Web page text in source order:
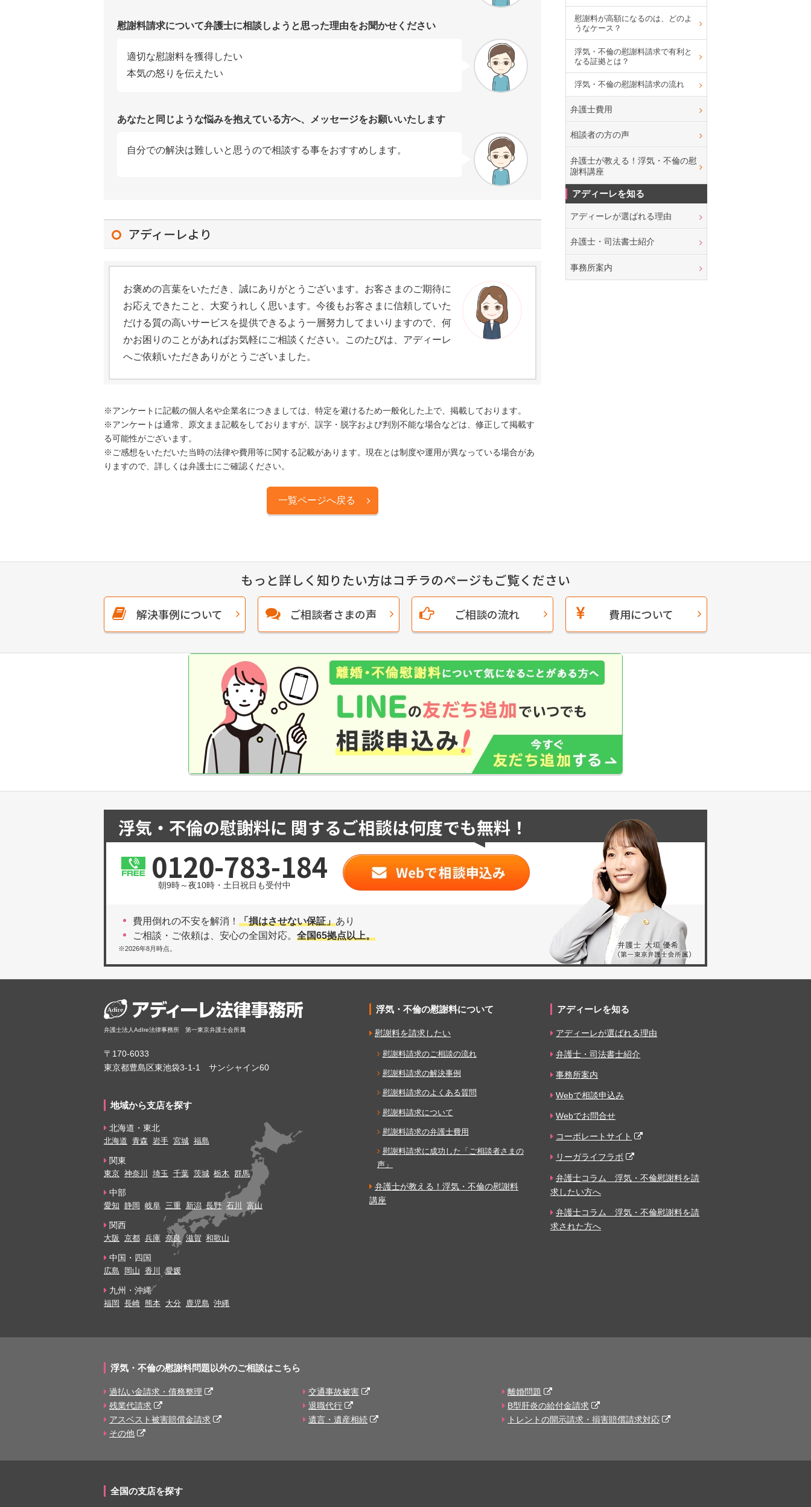
慰謝料請求について弁護士に相談しようと思った理由をお聞かせください
適切な慰謝料を獲得したい
本気の怒りを伝えたい
あなたと同じような悩みを抱えている方へ、メッセージをお願いいたします
自分での解決は難しいと思うので相談する事をおすすめします。
アディーレより
お褒めの言葉をいただき、誠にありがとうございます。お客さまのご期待に
お応えできたこと、大変うれしく思います。今後もお客さまに信頼していた
だける質の高いサービスを提供できるよう一層努力してまいりますので、何
かお困りのことがあればお気軽にご相談ください。このたびは、アディーレ
へご依頼いただきありがとうございました。
※アンケートに記載の個人名や企業名につきましては、特定を避けるため一般化した上で、掲載しております。
※アンケートは通常、原文まま記載をしておりますが、誤字・脱字および判別不能な場合などは、修正して掲載す
る可能性がございます。
※ご感想をいただいた当時の法律や費用等に関する記載があります。現在とは制度や運用が異なっている場合があ
りますので、詳しくは弁護士にご確認ください。
一覧ページへ戻る
慰謝料が高額になるのは、どのよ
うなケース？
浮気・不倫の慰謝料請求で有利と
なる証拠とは？
浮気・不倫の慰謝料請求の流れ
弁護士費用
相談者の方の声
弁護士が教える！浮気・不倫の慰
謝料講座
アディーレを知る
アディーレが選ばれる理由
弁護士・司法書士紹介
事務所案内
もっと詳しく知りたい方はコチラのページもご覧ください
解決事例について ご相談者さまの声 ご相談の流れ 費用について
浮気・不倫の慰謝料に 関するご相談は何度でも無料！
0120-783-184
朝9時～夜10時・土日祝日も受付中
費用倒れの不安を解消！ 「損はさせない保証」あり
ご相談・ご依頼は、安心の全国対応。 全国65拠点以上。
※2026年8月時点。
浮気・不倫の慰謝料について
慰謝料を請求したい
慰謝料請求のご相談の流れ
慰謝料請求の解決事例
慰謝料請求のよくある質問
慰謝料請求について
慰謝料請求の弁護士費用
慰謝料請求に成功した「ご相談者さまの
声」
弁護士が教える！浮気・不倫の慰謝料
講座
アディーレを知る
アディーレが選ばれる理由
弁護士・司法書士紹介
事務所案内
Webで相談申込み
Webでお問合せ
コーポレートサイト
リーガライフラボ
弁護士コラム 浮気・不倫慰謝料を請
求したい方へ
弁護士コラム 浮気・不倫慰謝料を請
求された方へ
弁護士法人AdIre法律事務所 第一東京弁護士会所属
〒170-6033
東京都豊島区東池袋3-1-1 サンシャイン60
地域から支店を探す
北海道・東北
北海道 青森 岩手 宮城 福島
関東
東京 神奈川 埼玉 千葉 茨城 栃木 群馬
中部
愛知 静岡 岐阜 三重 新潟 長野 石川 富山
関西
大阪 京都 兵庫 奈良 滋賀 和歌山
中国・四国
広島 岡山 香川 愛媛
九州・沖縄
福岡 長崎 熊本 大分 鹿児島 沖縄
浮気・不倫の慰謝料問題以外のご相談はこちら
過払い金請求・債務整理 交通事故被害
離婚問題
残業代請求
退職代行
B型肝炎の給付金請求
アスベスト被害賠償金請求
遺言・遺産相続
トレントの開示請求・損害賠償請求対応
その他
全国の支店を探す